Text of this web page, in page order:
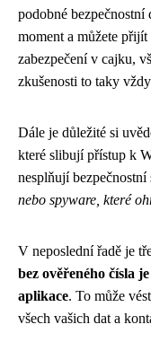
podobné bezpečnostní
moment a můžete
zabezpečení v cajku,
zkušenosti to taky
Dále je důležité si
které slibují přístup k
nesplňují bezpečnostní
nebo spyware, které
V neposlední řadě je
bez ověřeného čísla
aplikace. To může
všech vašich dat a